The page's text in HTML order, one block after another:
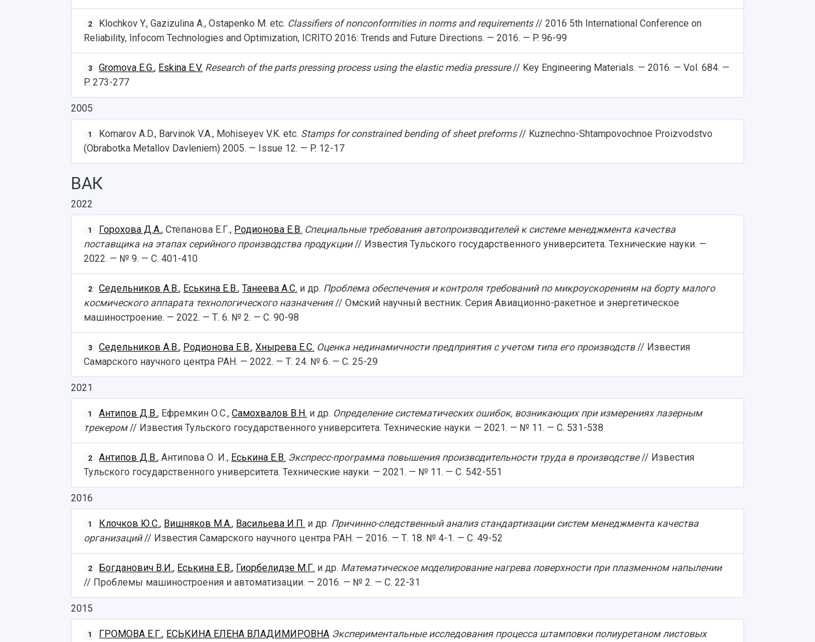
2 Klochkov Y., Gazizulina A., Ostapenko M. etc. Classifiers of nonconformities in norms and requirements// 2016 5th International Conference on
Reliability, Infocom Technologies and Optimization, ICRITO 2016: Trends and Future Directions. — 2016. — P. 96-99
3 Gromova E.G., Eskina E.V. Research of the parts pressing process using the elastic media pressure// Key Engineering Materials. — 2016. — Vol. 684. —
P. 273-277
2005
1 Komarov A.D., Barvinok V.A., Mohiseyev V.K. etc. Stamps for constrained bending of sheet preforms// Kuznechno-Shtampovochnoe Proizvodstvo
(Obrabotka Metallov Davleniem) 2005. — Issue 12. — P. 12-17
ВАК
2022
1 Горохова Д.А., Степанова Е.Г., Родионова Е.В. Специальные требования автопроизводителей к системе менеджмента качества
поставщика на этапах серийного производства продукции// Известия Тульского государственного университета. Технические науки. —
2022. — № 9. — С. 401-410
2 Седельников А.В., Еськина Е.В.,Танеева А.С. и др. Проблема обеспечения и контроля требований по микроускорениям на борту малого
космического аппарата технологического назначения// Омский научный вестник. Серия Авиационно-ракетное и энергетическое
машиностроение. — 2022. — Т. 6. № 2. — С. 90-98
3 Седельников А.В., Родионова Е.В.,Хнырева Е.С. Оценка нединамичности предприятия с учетом типа его производств// Известия
Самарского научного центра РАН. — 2022. — Т. 24. № 6. — С. 25-29
2021
1 Антипов Д.В., Ефремкин О.С.,Самохвалов В.Н. и др. Определение систематических ошибок, возникающих при измерениях лазерным
трекером// Известия Тульского государственного университета. Технические науки. — 2021. — № 11. — С. 531-538
2 Антипов Д.В., Антипова О. И., Еськина Е.В. Экспресс-программа повышения производительности труда в производстве// Известия
Тульского государственного университета. Технические науки. — 2021. — № 11. — С. 542-551
2016
1 Клочков Ю.С., Вишняков М.А., Васильева И.П. и др. Причинно-следственный анализ стандартизации систем менеджмента качества
организаций// Известия Самарского научного центра РАН. — 2016. — Т. 18. № 4-1. — С. 49-52
2 Богданович В.И., Еськина Е.В., Гиорбелидзе М.Г. и др. Математическое моделирование нагрева поверхности при плазменном напылении
// Проблемы машиностроения и автоматизации. — 2016. — № 2. — С. 22-31
2015
1 ГРОМОВА Е.Г., ЕСЬКИНА ЕЛЕНА ВЛАДИМИРОВНА Экспериментальные исследования процесса штамповки полиуретаном листовых